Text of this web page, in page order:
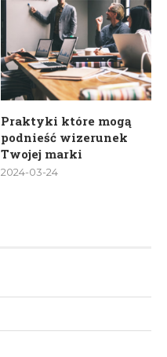
Praktyki które mogą
podnieść wizerunek
Twojej marki
2024-03-24